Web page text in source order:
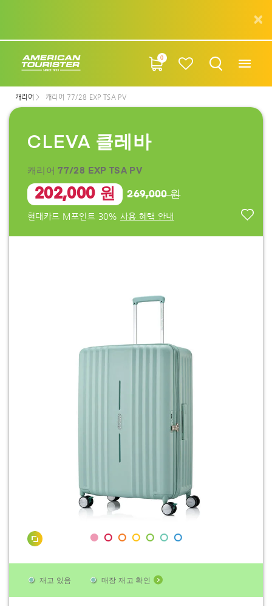
0
캐리어 캐리어 77/28 EXP TSA PV
CLEVA 클레바
캐리어 77/28 EXP TSA PV
202,000 원 269,000 원
현대카드 M포인트 30% 사용 혜택 안내
재고 있음 매장 재고 확인